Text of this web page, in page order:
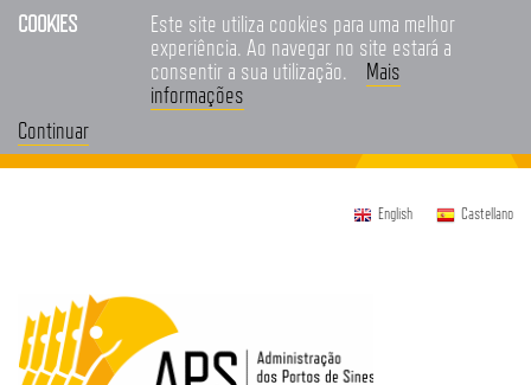
COOKIES
Este site utiliza cookies para uma melhor
experiência. Ao navegar no site estará a
consentir a sua utilização. Mais
informações
Continuar
English Castellano